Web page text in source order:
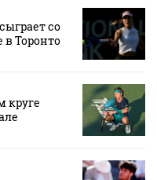
со
Торонто
круге